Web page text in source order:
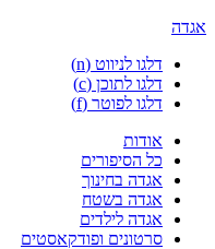
אגדה
דלגו לניווט (n)
דלגו לתוכן (c)
דלגו לפוטר (f)
אודות
כל הסיפורים
אגדה בחינוך
אגדה בשטח
אגדה לילדים
סרטונים ופודקאסטים